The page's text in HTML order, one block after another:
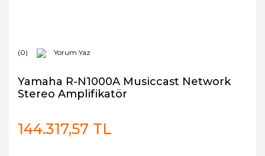
(0) Yorum Yaz
Yamaha R-N1000A Musiccast Network
Stereo Amplifikatör
144.317,57 TL